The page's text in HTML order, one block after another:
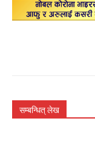
सम्बन्धित् लेख